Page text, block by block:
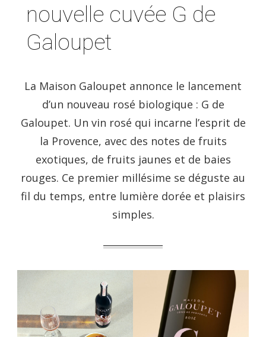
nouvelle cuvée G de
Galoupet
La Maison Galoupet annonce le lancement
d’un nouveau rosé biologique : G de
Galoupet. Un vin rosé qui incarne l’esprit de
la Provence, avec des notes de fruits
exotiques, de fruits jaunes et de baies
rouges. Ce premier millésime se déguste au
fil du temps, entre lumière dorée et plaisirs
simples.